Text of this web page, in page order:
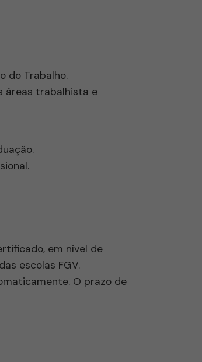
do Trabalho.
áreas trabalhista e
em nível de
escolas FGV.
O prazo de